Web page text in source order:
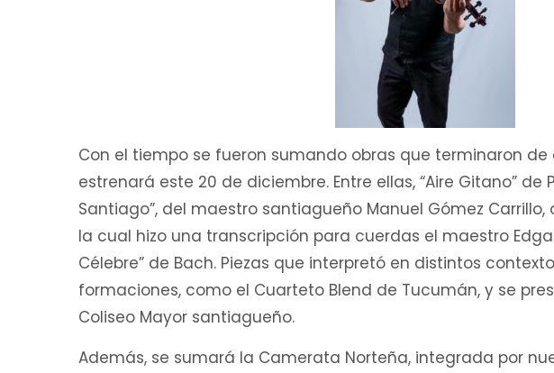
Con el tiempo se fueron sumando obras que terminaron
estrenará este 20 de diciembre. Entre ellas, “Aire Gitano” de
Santiago”, del maestro santiagueño Manuel Gómez
la cual hizo una transcripción para cuerdas el maestro
Célebre” de Bach. Piezas que interpretó en distintos
formaciones, como el Cuarteto Blend de Tucumán, y se
Coliseo Mayor santiagueño.
Además, se sumará la Camerata Norteña, integrada por